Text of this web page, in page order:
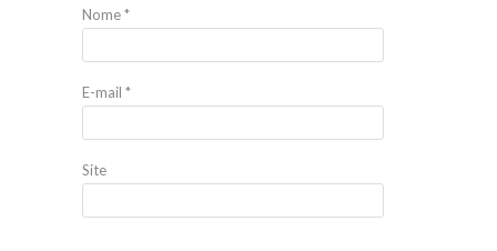
Nome*
E-mail *
Site